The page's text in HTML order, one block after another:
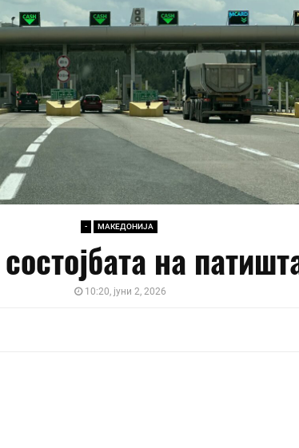
- МАКЕДОНИЈА
на
10:20, јуни 2, 2026